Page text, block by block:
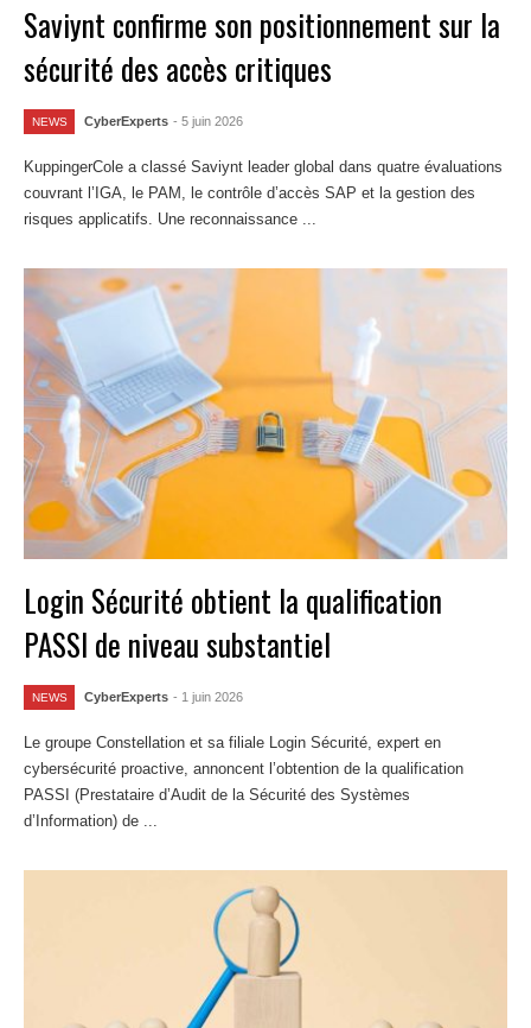
Saviynt confirme son positionnement sur la
sécurité des accès critiques
NEWS CyberExperts - 5 juin 2026
KuppingerCole a classé Saviynt leader global dans quatre évaluations
couvrant l’IGA, le PAM, le contrôle d’accès SAP et la gestion des
risques applicatifs. Une reconnaissance ...
Login Sécurité obtient la qualification
PASSI de niveau substantiel
NEWS CyberExperts - 1 juin 2026
Le groupe Constellation et sa filiale Login Sécurité, expert en
cybersécurité proactive, annoncent l’obtention de la qualification
PASSI (Prestataire d’Audit de la Sécurité des Systèmes
d’Information) de ...